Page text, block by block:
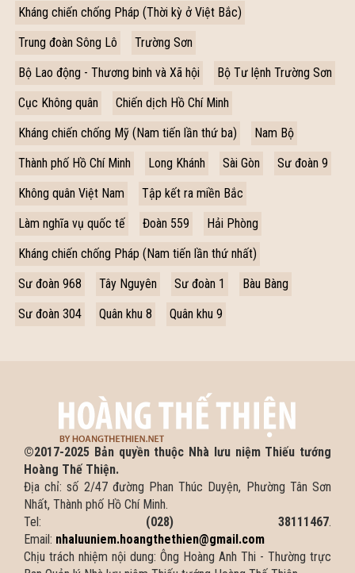
Kháng chiến chống Pháp (Thời kỳ ở Việt Bắc)
Trung đoàn Sông Lô
Trường Sơn
Bộ Lao động - Thương binh và Xã hội
Bộ Tư lệnh Trường Sơn
Cục Không quân
Chiến dịch Hồ Chí Minh
Kháng chiến chống Mỹ (Nam tiến lần thứ ba)
Nam Bộ
Thành phố Hồ Chí Minh
Long Khánh Sài Gòn
Sư đoàn 9
Không quân Việt Nam
Tập kết ra miền Bắc
Làm nghĩa vụ quốc tế
Đoàn 559
Hải Phòng
Kháng chiến chống Pháp (Nam tiến lần thứ nhất)
Sư đoàn 968
Tây Nguyên Sư đoàn 1
Bàu Bàng
Sư đoàn 304
Quân khu 8 Quân khu 9
©2017-2025 Bản quyền thuộc Nhà lưu niệm Thiếu tướng
Hoàng Thế Thiện.
Địa chỉ: số 2/47 đường Phan Thúc Duyện, Phường Tân Sơn
Nhất, Thành phố Hồ Chí Minh.
Tel: (028) 38111467.
Email: nhaluuniem.hoangthethien@gmail.com
Chịu trách nhiệm nội dung: Ông Hoàng Anh Thi - Thường trực